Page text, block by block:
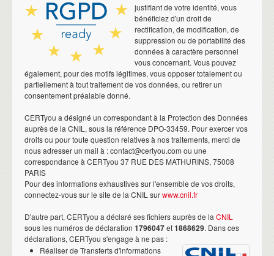
justifiant de votre identité, vous
bénéficiez d'un droit de
rectification, de modification, de
suppression ou de portabilité des
données à caractère personnel
vous concernant. Vous pouvez
également, pour des motifs légitimes, vous opposer totalement ou
partiellement à tout traitement de vos données, ou retirer un
consentement préalable donné.
CERTyou a désigné un correspondant à la Protection des Données
auprès de la CNIL, sous la référence DPO-33459. Pour exercer vos
droits ou pour toute question relatives à nos traitements, merci de
nous adresser un mail à : contact@certyou.com ou une
correspondance à CERTyou 37 RUE DES MATHURINS, 75008
PARIS
Pour des informations exhaustives sur l'ensemble de vos droits,
connectez-vous sur le site de la CNIL surwww.cnil.fr
D'autre part, CERTyou a déclaré ses fichiers auprès de la CNIL
sous les numéros de déclaration 1796047et1868629. Dans ces
déclarations, CERTyou s'engage à ne pas :
Réaliser de Transferts d'informations